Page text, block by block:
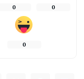
0 0
0